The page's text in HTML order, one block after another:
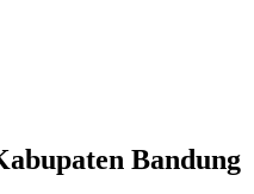
Bandung